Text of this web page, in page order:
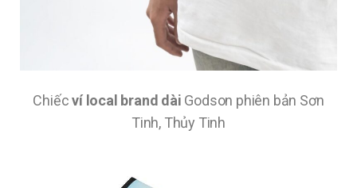
Chiếcví local brand dài Godson phiên bản Sơn
Tinh, Thủy Tinh